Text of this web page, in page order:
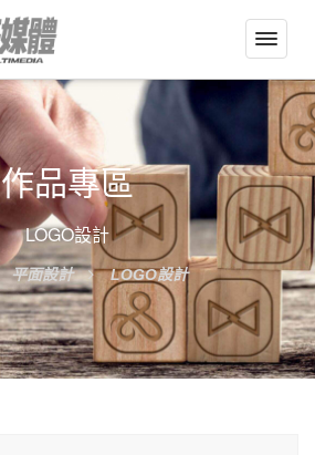
切
換
導
選
單
作品專區
LOGO設計
平面設計 LOGO設計